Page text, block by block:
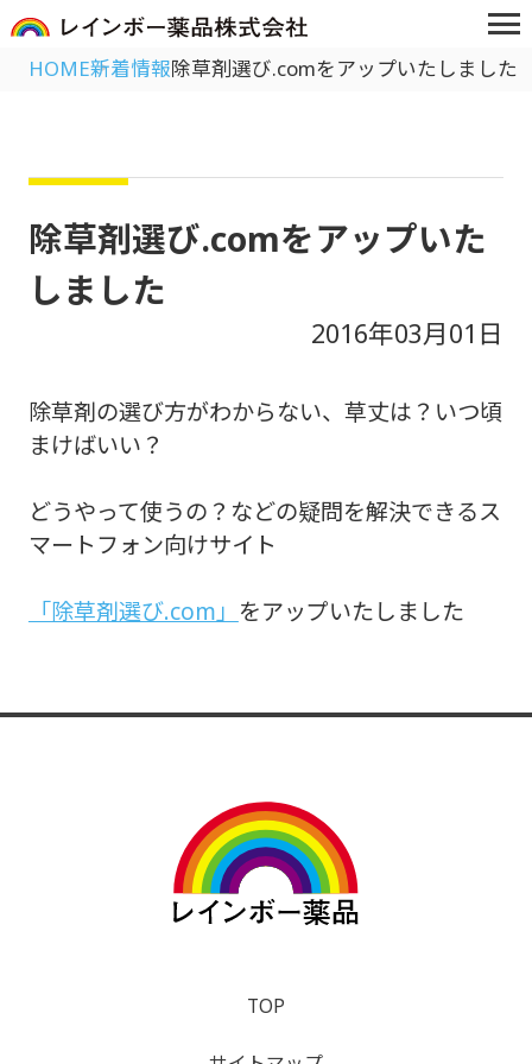
HOME新着情報除草剤選び.comをアップいたしました
除草剤選び.comをアップいた
しました
2016年03月01日
除草剤の選び方がわからない、草丈は？いつ頃
まけばいい？
どうやって使うの？などの疑問を解決できるス
マートフォン向けサイト
「除草剤選び.com」 をアップいたしました
TOP